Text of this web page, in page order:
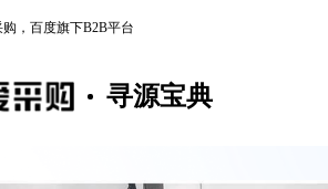
，百度旗下B2B平台
寻源宝典